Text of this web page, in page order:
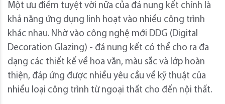
Một ưu điểm tuyệt vời nữa của đá nung kết chính là
khả năng ứng dụng linh hoạt vào nhiều công trình
khác nhau. Nhờ vào công nghệ mới DDG (Digital
Decoration Glazing) - đá nung kết có thể cho ra đa
dạng các thiết kế về hoa văn, màu sắc và lớp hoàn
thiện, đáp ứng được nhiều yêu cầu về kỹ thuật của
nhiều loại công trình từ ngoại thất cho đến nội thất.